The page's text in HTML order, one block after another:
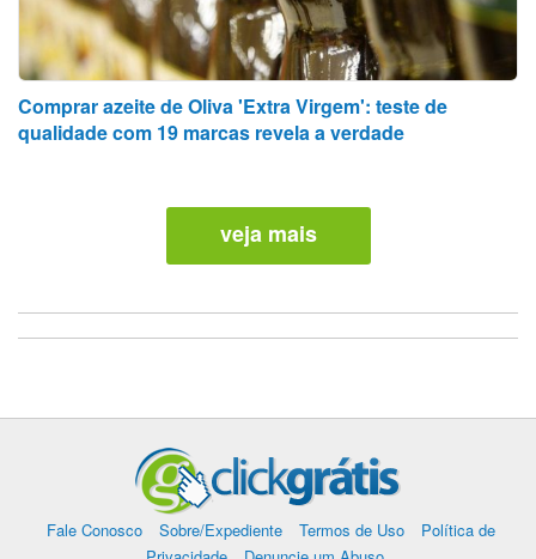
Comprar azeite de Oliva 'Extra Virgem': teste de
qualidade com 19 marcas revela a verdade
veja mais
Fale Conosco Sobre/Expediente Termos de Uso
Política de